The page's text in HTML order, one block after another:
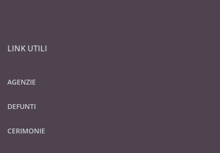
LINK UTILI
AGENZIE
DEFUNTI
CERIMONIE